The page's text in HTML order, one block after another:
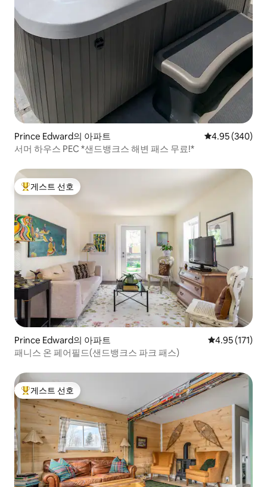
Prince Edward의 아파트 평점 4.95점(5
4.95 (340)
서머 하우스 PEC *샌드뱅크스 해변 패스 무료!*
상위 게스트 선호
게스트 선호
Prince Edward의 아파트 평점 4.95점(5
4.95 (171)
패니스 온 페어필드(샌드뱅크스 파크 패스)
상위 게스트 선호
게스트 선호